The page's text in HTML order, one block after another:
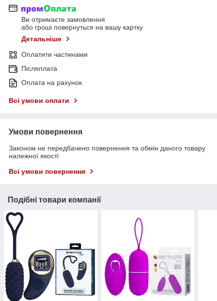
Ви отримаєте замовлення
або гроші повернуться на вашу картку
Детальніше
Оплатити частинами
Післяплата
Оплата на рахунок
Всі умови оплати
Умови повернення
Законом не передбачено повернення та обмін даного товару
належної якості
Всі умови повернення
Подібні товари компанії